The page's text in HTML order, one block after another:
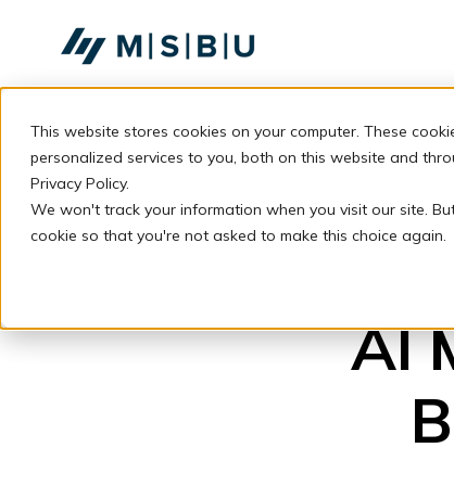
This website stores cookies on your computer. These
personalized services to you, both on this website and
Privacy Policy.
We won't track your information when you visit our site.
cookie so that you're not asked to make this choice again.
AI